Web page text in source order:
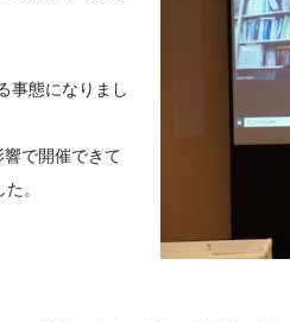
事態になりまし
で開催できて
。